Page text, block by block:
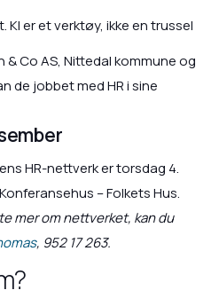
KI er et verktøy, ikke en trussel
Co AS, Nittedal kommune og
de jobbet med HR i sine
HR-nettverk er torsdag 4.
– Folkets Hus.
mer om nettverket, kan du
, 952 17 263.